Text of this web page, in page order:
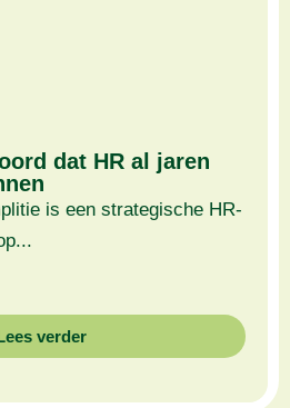
dat HR al jaren
is een strategische HR-
verder